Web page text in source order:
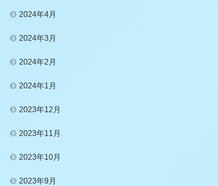
2024年4月
2024年3月
2024年2月
2024年1月
2023年12月
2023年11月
2023年10月
2023年9月